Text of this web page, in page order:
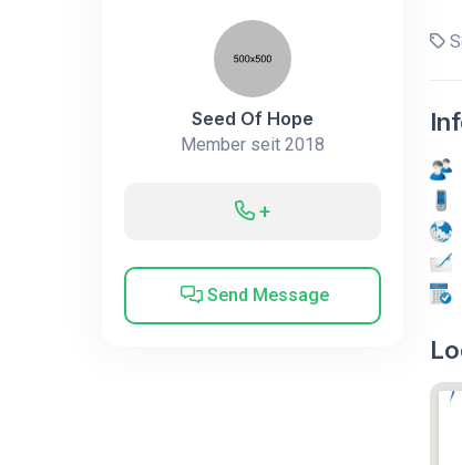
Seed Of Hope
Member seit 2018
+
Send Message